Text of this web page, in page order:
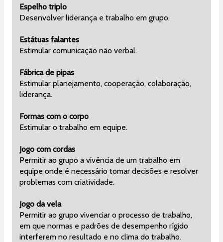
Espelho triplo
Desenvolver liderança e trabalho em grupo.
Estátuas falantes
Estimular comunicação não verbal.
Fábrica de pipas
Estimular planejamento, cooperação, colaboração,
liderança.
Formas com o corpo
Estimular o trabalho em equipe.
Jogo com cordas
Permitir ao grupo a vivência de um trabalho em
equipe onde é necessário tomar decisões e resolver
problemas com criatividade.
Jogo da vela
Permitir ao grupo vivenciar o processo de trabalho,
em que normas e padrões de desempenho rígido
interferem no resultado e no clima do trabalho.